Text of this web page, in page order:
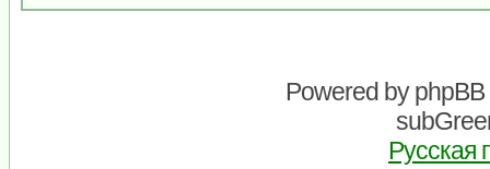
Powered byphpBB
Русская